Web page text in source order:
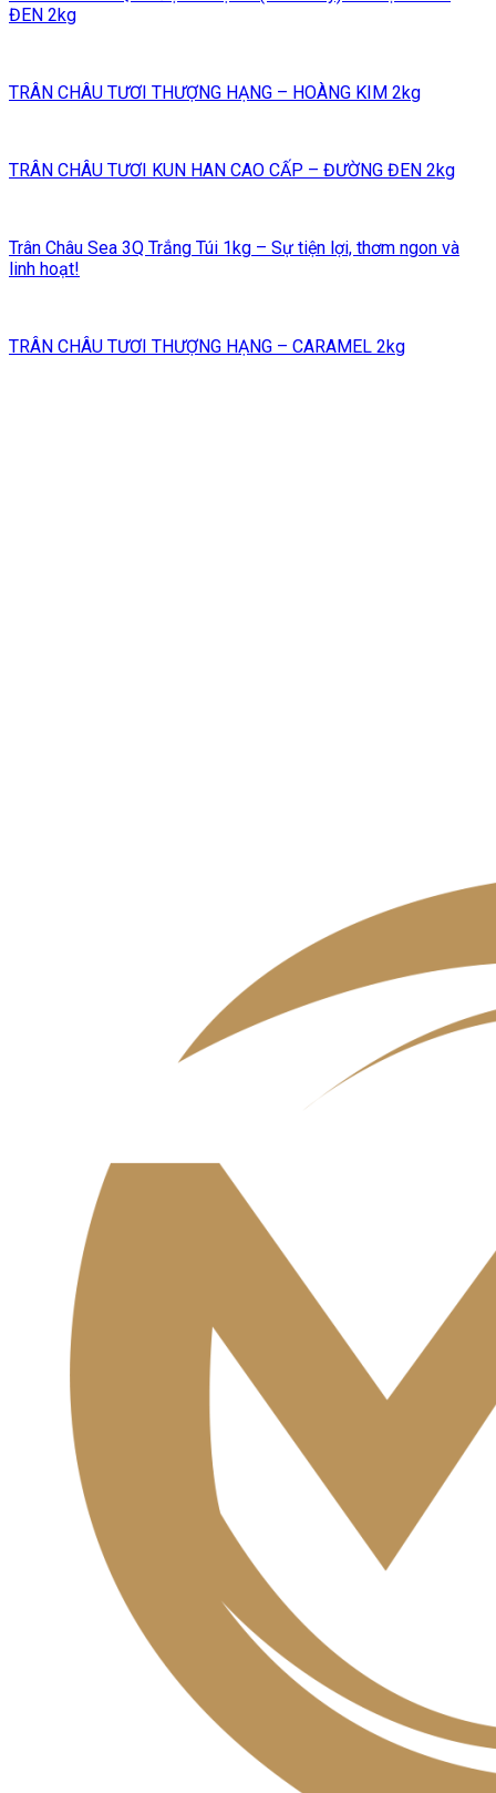
ĐEN 2kg
TRÂN CHÂU TƯƠI THƯỢNG HẠNG – HOÀNG KIM 2kg
TRÂN CHÂU TƯƠI KUN HAN CAO CẤP – ĐƯỜNG ĐEN 2kg
Trân Châu Sea 3Q Trắng Túi 1kg – Sự tiện lợi, thơm ngon và
linh hoạt!
TRÂN CHÂU TƯƠI THƯỢNG HẠNG – CARAMEL 2kg